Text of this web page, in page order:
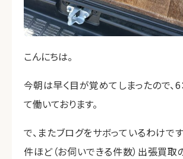
こんにちは。
今朝は早く目が覚めてしまったので、6
て働いております。
で、またブログをサボっているわけで
件ほど（お伺いできる件数）出張買取